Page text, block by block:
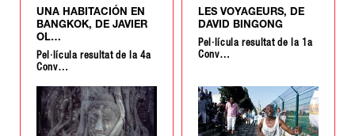
UNA HABITACIÓN EN
BANGKOK, DE JAVIER
OL…
Pel·lícula resultat de la 4a
Conv…
LES VOYAGEURS, DE
DAVID BINGONG
Pel·lícula resultat de la 1a
Conv…